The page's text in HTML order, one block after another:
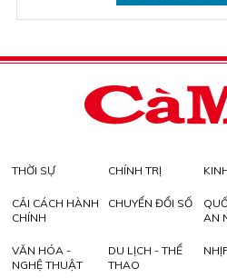
THỜI SỰ CHÍNH TRỊ
CẢI CÁCH HÀNH
CHÍNH
CHUYỂN ĐỔI SỐ
AN
VĂN HÓA -
NGHỆ THUẬT
DU LỊCH - THỂ
THAO